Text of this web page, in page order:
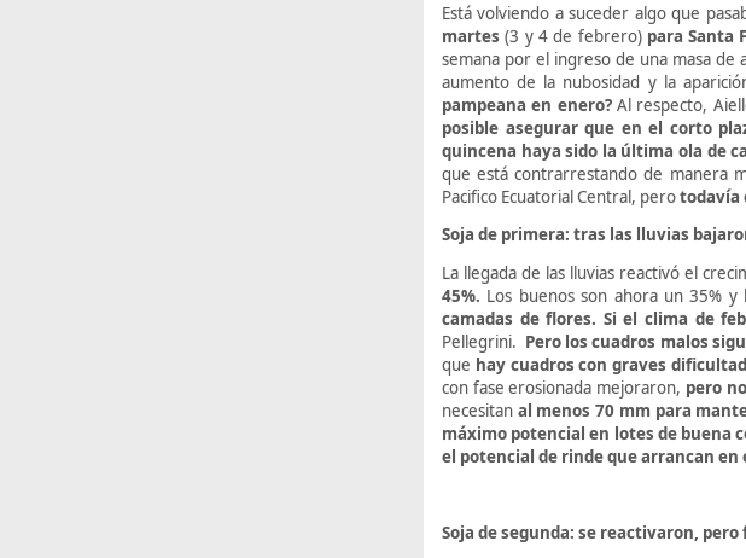
Está volviendo a suceder algo que
martes(3 y 4 de febrero)para Santa
semana por el ingreso de una masa
aumento de la nubosidad y la
pampeana en enero?Al respecto,
posible asegurar que en el corto
quincena haya sido la última ola de
que está contrarrestando de manera
Pacifico Ecuatorial Central, perotodavía
Soja de primera: tras las lluvias
La llegada de las lluvias reactivó el
45%. Los buenos son ahora un 35%
camadas de flores. Si el clima de
Pellegrini. Pero los cuadros malos
que hay cuadros con graves
con fase erosionada mejoraron, pero
necesitan al menos 70 mm para
máximo potencial en lotes de buena
el potencial de rinde que arrancan en
Soja de segunda: se reactivaron, pero